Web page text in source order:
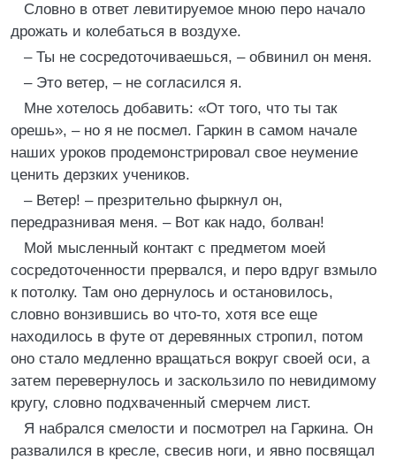
Словно в ответ левитируемое мною перо начало
дрожать и колебаться в воздухе.
– Ты не сосредоточиваешься, – обвинил он меня.
– Это ветер, – не согласился я.
Мне хотелось добавить: «От того, что ты так
орешь», – но я не посмел. Гаркин в самом начале
наших уроков продемонстрировал свое неумение
ценить дерзких учеников.
– Ветер! – презрительно фыркнул он,
передразнивая меня. – Вот как надо, болван!
Мой мысленный контакт с предметом моей
сосредоточенности прервался, и перо вдруг взмыло
к потолку. Там оно дернулось и остановилось,
словно вонзившись во что-то, хотя все еще
находилось в футе от деревянных стропил, потом
оно стало медленно вращаться вокруг своей оси, а
затем перевернулось и заскользило по невидимому
кругу, словно подхваченный смерчем лист.
Я набрался смелости и посмотрел на Гаркина. Он
развалился в кресле, свесив ноги, и явно посвящал